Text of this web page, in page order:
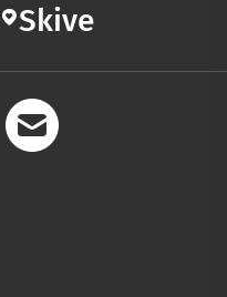
Skive